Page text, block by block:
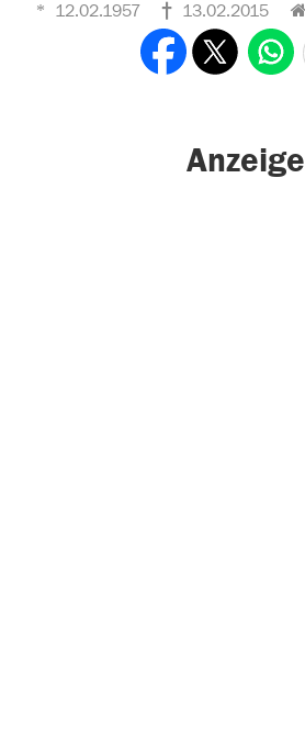
12.02.1957 13.02.2015
Anzeige